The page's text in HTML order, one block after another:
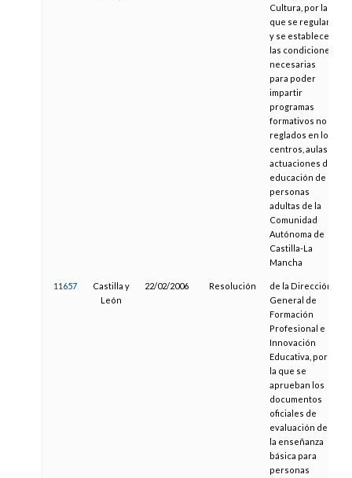
Cultura, por la
que se regulan
y se establecen
las condiciones
necesarias
para poder
impartir
programas
formativos no
reglados en los
centros, aulas y
actuaciones de
educación de
personas
adultas de la
Comunidad
Autónoma de
Castilla-La
Mancha
11657
Castilla y
León
22/02/2006 Resolución
de la Dirección
General de
Formación
Profesional e
Innovación
Educativa, por
la que se
aprueban los
documentos
oficiales de
evaluación de
la enseñanza
básica para
personas